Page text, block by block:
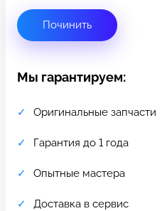
Починить
Мы гарантируем:
Оригинальные запчасти
Гарантия до 1 года
Опытные мастера
Доставка в сервис